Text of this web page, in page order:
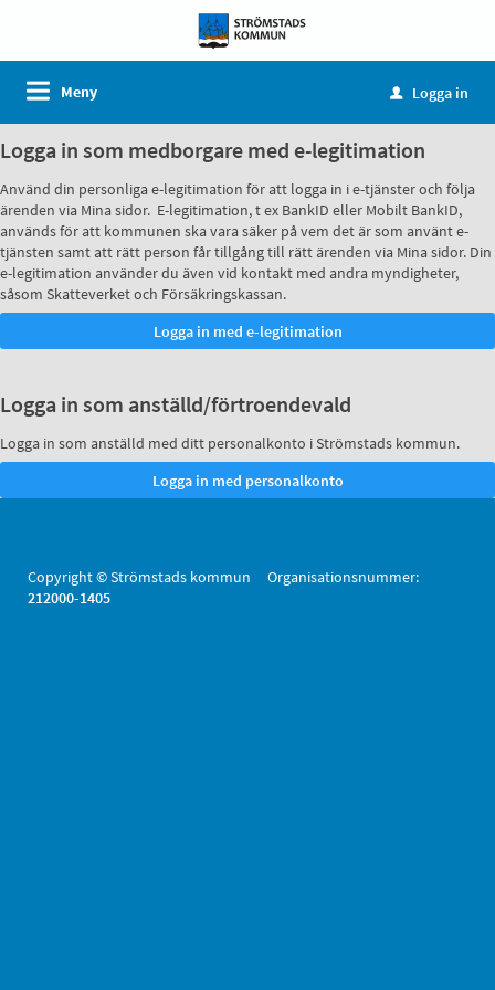
Meny u Logga in
Logga in som medborgare med e-legitimation
Använd din personliga e-legitimation för att logga in i e-tjänster och följa
ärenden via Mina sidor. E-legitimation, t ex BankID eller Mobilt BankID,
används för att kommunen ska vara säker på vem det är som använt e-
tjänsten samt att rätt person får tillgång till rätt ärenden via Mina sidor. Din
e-legitimation använder du även vid kontakt med andra myndigheter,
såsom Skatteverket och Försäkringskassan.
Logga in som anställd/förtroendevald
Logga in som anställd med ditt personalkonto i Strömstads kommun.
Copyright © Strömstads kommun Organisationsnummer:
212000-1405